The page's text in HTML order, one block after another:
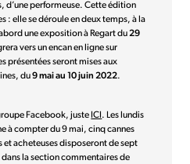
d’une performeuse. Cette édition
: elle se déroule en deux temps, à la
une exposition à Regart du29
vers un encan en ligne sur
présentées seront mises aux
du9 mai au 10 juin 2022.
Facebook, juste ICI. Les lundis
à compter du 9 mai, cinq cannes
et acheteuses disposeront de sept
la section commentaires de